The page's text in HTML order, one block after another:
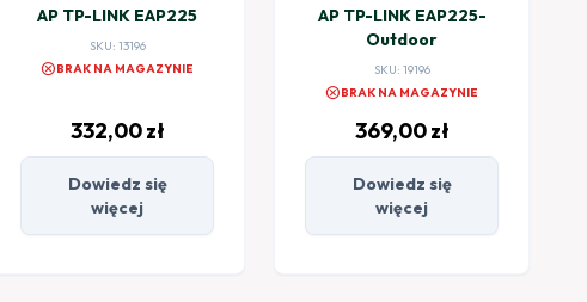
AP TP-LINK EAP225
SKU: 13196
cancelBRAK NA MAGAZYNIE
332,00zł
Dowiedz się
więcej
AP TP-LINK EAP225-
Outdoor
SKU: 19196
cancelBRAK NA MAGAZYNIE
369,00zł
Dowiedz się
więcej